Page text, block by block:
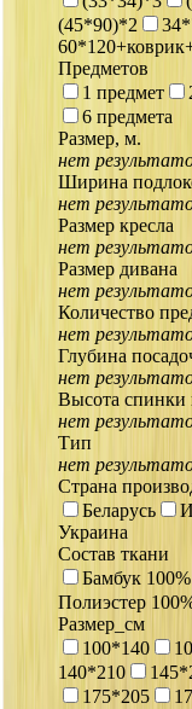
(45*90)*2
Предметов
1 предмет
6 предмета
Размер, м.
нет
Ширина
нет
Размер кресла
нет
Размер дивана
нет
Количество
нет
Глубина
нет
Высота спинки
нет
Тип
нет
Страна
Беларусь
Украина
Состав ткани
Бамбук 100%
Полиэстер
Размер_см
100*140
140*210
175*205